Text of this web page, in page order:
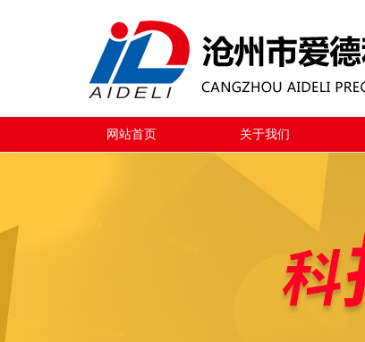
网站首页 关于我们